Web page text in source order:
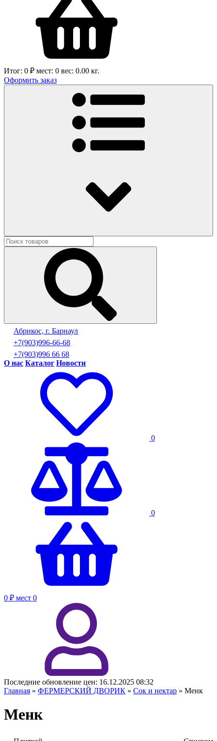
Итог: 0 ₽ мест: 0 вес: 0.00 кг.
Оформить заказ
Абрикос, г. Барнаул
+7(903)996-66-68
+7(903)996 66 68
О нас Каталог Новости
0
0
0 ₽ мест 0
Последние обновление цен: 16.12.2025 08:32
Главная » ФЕРМЕРСКИЙ ДВОРИК » Сок и нектар » Менк
Менк